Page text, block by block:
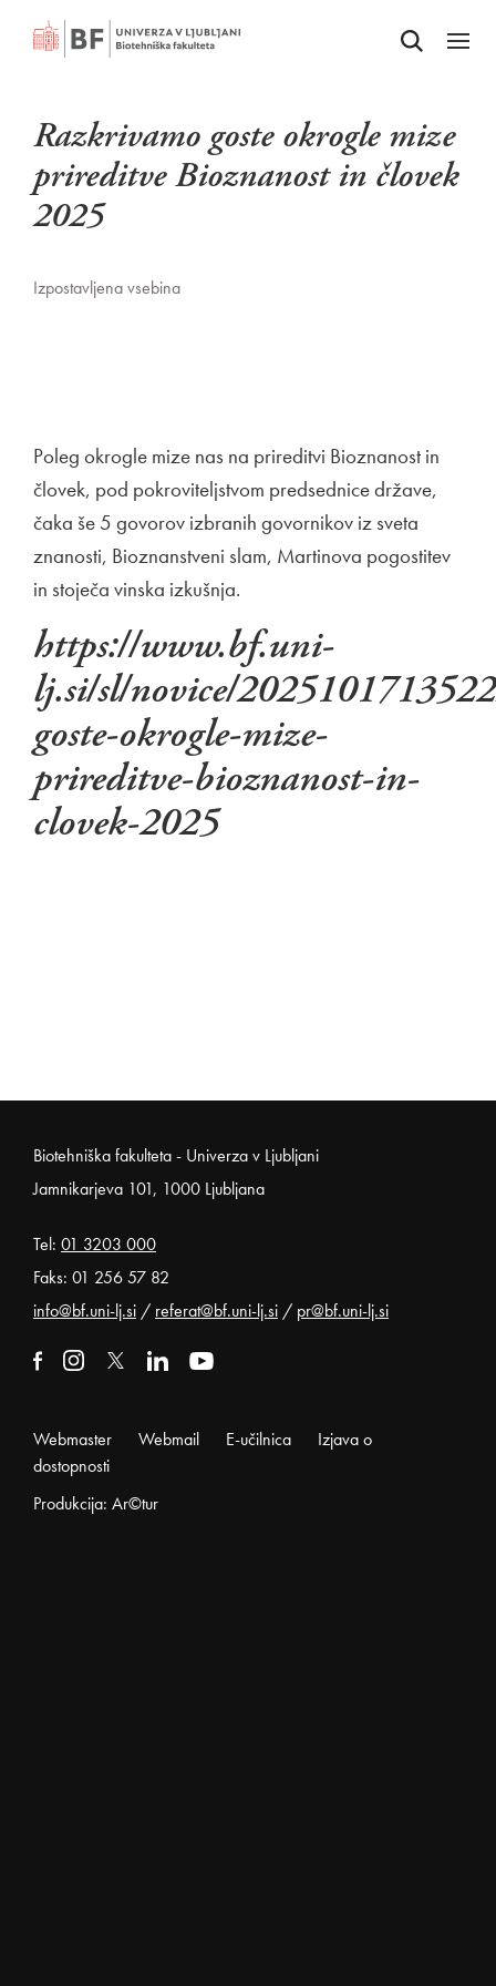
Odpri iskalnik
Odpri
Razkrivamo goste okrogle mize
prireditve Bioznanost in človek
2025
Izpostavljena vsebina
Poleg okrogle mize nas na prireditvi Bioznanost in
človek, pod pokroviteljstvom predsednice države,
čaka še 5 govorov izbranih govornikov iz sveta
znanosti, Bioznanstveni slam, Martinova pogostitev
in stoječa vinska izkušnja.
https://www.bf.uni-
lj.si/sl/novice/
goste-okrogle-mize-
prireditve-bioznanost-in-
clovek-2025
Noga strani
Biotehniška fakulteta - Univerza v Ljubljani
Jamnikarjeva 101, 1000 Ljubljana
Tel: 01 3203 000
Faks: 01 256 57 82
info@bf.uni-lj.si / referat@bf.uni-lj.si / pr@bf.uni-lj.si
Webmaster Webmail E-učilnica
Izjava o
dostopnosti
Produkcija: Ar©tur